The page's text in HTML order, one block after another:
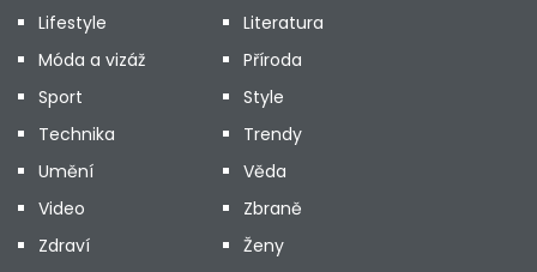
Lifestyle
Literatura
Móda a vizáž
Příroda
Sport
Style
Technika
Trendy
Umění
Věda
Video
Zbraně
Zdraví
Ženy